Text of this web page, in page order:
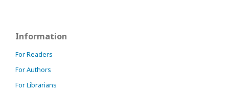
Information
For Readers
For Authors
For Librarians